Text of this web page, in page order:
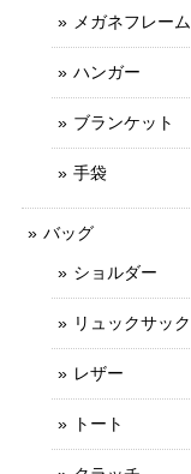
メガネフレーム
ハンガー
ブランケット
手袋
バッグ
ショルダー
リュックサック
レザー
トート